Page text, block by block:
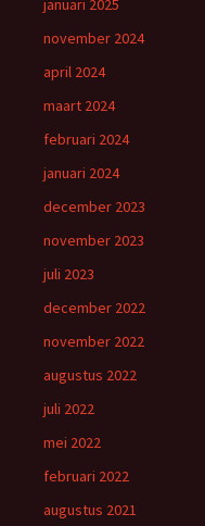
januari 2025
november 2024
april 2024
maart 2024
februari 2024
januari 2024
december 2023
november 2023
juli 2023
december 2022
november 2022
augustus 2022
juli 2022
mei 2022
februari 2022
augustus 2021